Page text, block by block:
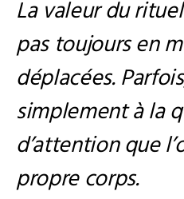
La valeur du
pas toujours en
déplacées.
simplement à la
d’attention que
propre corps.